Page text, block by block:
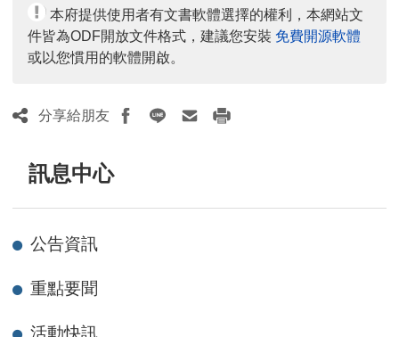
訊息中心
公告資訊
重點要聞
本府提供使用者有文書軟體選擇的權利，本網站文
件皆為ODF開放文件格式，建議您安裝 免費開源軟體
或以您慣用的軟體開啟。
分享給朋友